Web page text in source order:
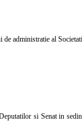
administratie al
si Senat in